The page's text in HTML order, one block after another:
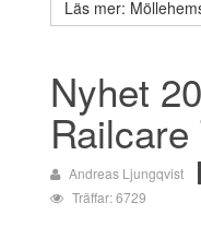
Läs mer:
Nyhet
Railcare
Andreas Ljungqvist
Träffar: 6729